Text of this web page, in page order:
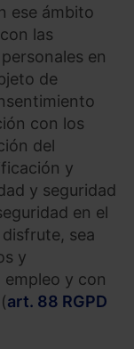
ese ámbito
las
en
de
con los
del
y
y seguridad
en el
sea
y
y con
art. 88 RGPD